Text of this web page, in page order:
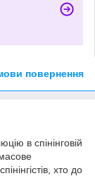
повернення
в спінінговій
хто до